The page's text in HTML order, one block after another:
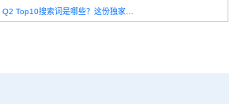
哪些类目转化率喜人？Q2 Top10搜索词是哪些？这份独家报告来解答！